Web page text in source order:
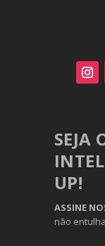
SEJA
UP!
ASSINE
não